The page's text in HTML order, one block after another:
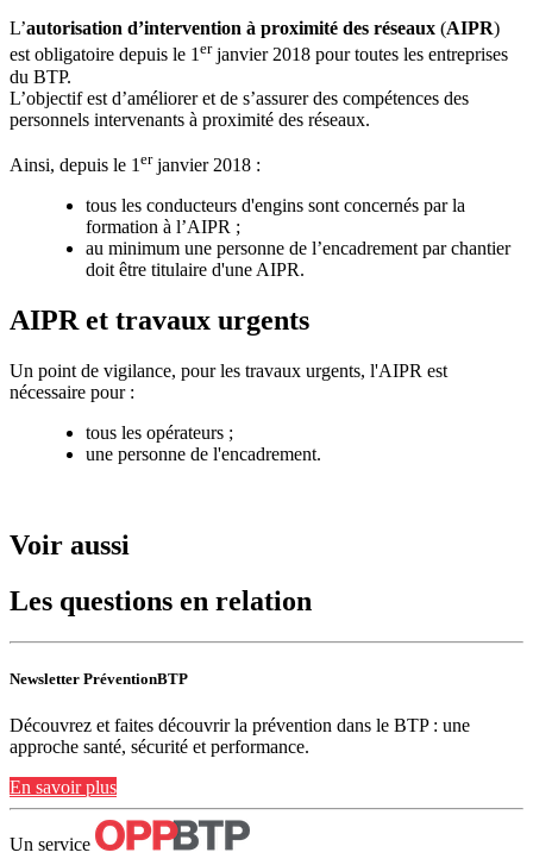
L’autorisation d’intervention à proximité des réseaux (AIPR)
est obligatoire depuis le 1erjanvier 2018 pour toutes les entreprises
du BTP.
L’objectif est d’améliorer et de s’assurer des compétences des
personnels intervenants à proximité des réseaux.
Ainsi, depuis le 1 erjanvier 2018 :
tous les conducteurs d'engins sont concernés par la
formation à l’AIPR ;
au minimum une personne de l’encadrement par chantier
doit être titulaire d'une AIPR.
AIPR et travaux urgents
Un point de vigilance, pour les travaux urgents, l'AIPR est
nécessaire pour :
tous les opérateurs ;
une personne de l'encadrement.
Voir aussi
Les questions en relation
Newsletter PréventionBTP
Découvrez et faites découvrir la prévention dans le BTP : une
approche santé, sécurité et performance.
En savoir plus
Un service